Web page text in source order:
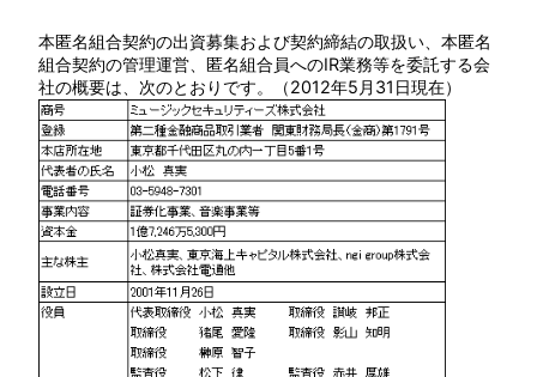
本匿名組合契約の出資募集および契約締結の取扱い、本匿名
組合契約の管理運営、匿名組合員へのIR業務等を委託する会
社の概要は、次のとおりです。（2012年5月31日現在）